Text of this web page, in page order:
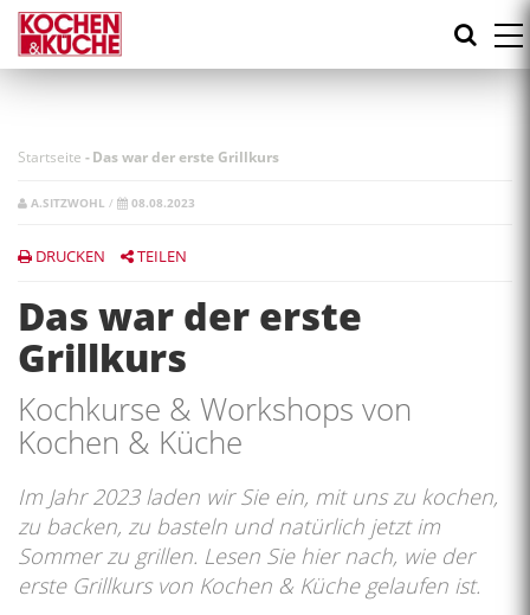
Direkt
zum
Inhalt
Startseite -Das war der erste Grillkurs
A.SITZWOHL / 08.08.2023
DRUCKEN TEILEN
Das war der erste
Grillkurs
Kochkurse & Workshops von
Kochen & Küche
Im Jahr 2023 laden wir Sie ein, mit uns zu kochen,
zu backen, zu basteln und natürlich jetzt im
Sommer zu grillen. Lesen Sie hier nach, wie der
erste Grillkurs von Kochen & Küche gelaufen ist.